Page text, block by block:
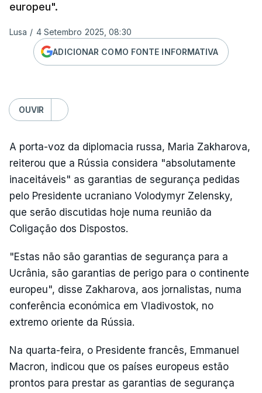
europeu".
Lusa / 4 Setembro 2025, 08:30
ADICIONAR COMO FONTE INFORMATIVA
OUVIR
A porta-voz da diplomacia russa, Maria Zakharova,
reiterou que a Rússia considera "absolutamente
inaceitáveis" as garantias de segurança pedidas
pelo Presidente ucraniano Volodymyr Zelensky,
que serão discutidas hoje numa reunião da
Coligação dos Dispostos.
"Estas não são garantias de segurança para a
Ucrânia, são garantias de perigo para o continente
europeu", disse Zakharova, aos jornalistas, numa
conferência económica em Vladivostok, no
extremo oriente da Rússia.
Na quarta-feira, o Presidente francês, Emmanuel
Macron, indicou que os países europeus estão
prontos para prestar as garantias de segurança